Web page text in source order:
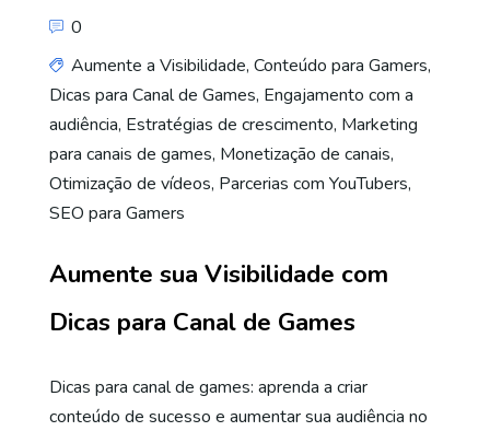
0
Aumente a Visibilidade, Conteúdo para Gamers,
Dicas para Canal de Games, Engajamento com a
audiência, Estratégias de crescimento, Marketing
para canais de games, Monetização de canais,
Otimização de vídeos, Parcerias com YouTubers,
SEO para Gamers
Aumente sua Visibilidade com
Dicas para Canal de Games
Dicas para canal de games: aprenda a criar
conteúdo de sucesso e aumentar sua audiência no